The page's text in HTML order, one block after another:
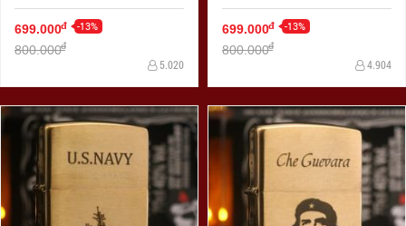
699.000đ -13%
800.000đ
5.020
699.000đ -13%
800.000đ
4.904